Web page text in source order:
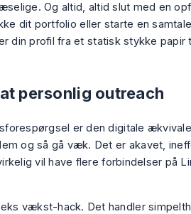
Og altid, altid slut med en
dit portfolio eller starte en
din profil fra et statisk stykke
personlig outreach
er den digitale
og så gå væk. Det er akavet,
vil have flere forbindelser på
vækst-hack. Det handler